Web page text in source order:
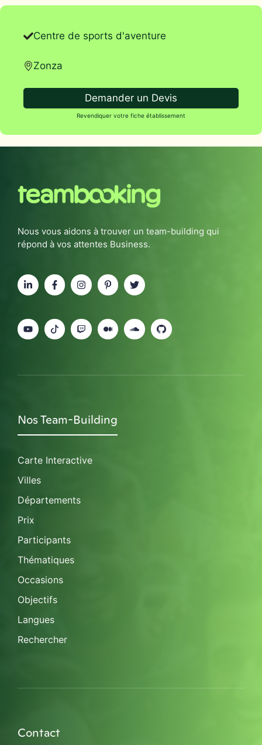
Centre de sports d'aventure
Zonza
Demander un Devis
Revendiquer votre fiche établissement
Nous vous aidons à trouver un team-building qui
répond à vos attentes Business.
Nos Team-Building
Carte Interactive
Villes
Départements
Prix
Participants
Thématiques
Occasions
Objectifs
Langues
Rechercher
Contact